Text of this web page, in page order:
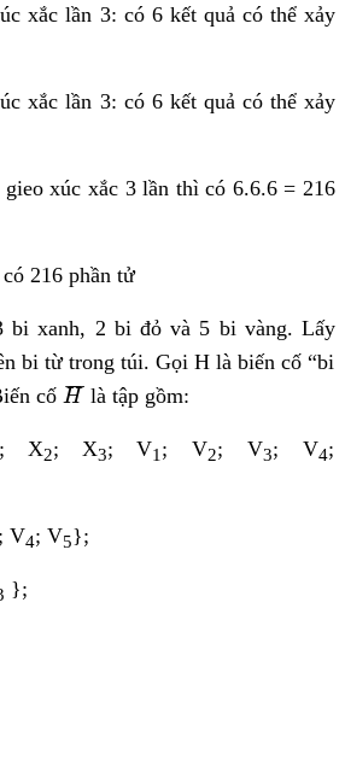
xắc lần 3: có 6 kết quả có thể xảy
xắc lần 3: có 6 kết quả có thể xảy
xúc xắc 3 lần thì có 6.6.6 = 216
216 phần tử
bi xanh, 2 bi đỏ và 5 bi vàng. Lấy
bi từ trong túi. Gọi H là biến cố “bi
cố ¯
¯¯¯
H
H¯là tập gồm:
; X2; X3; V1 ; V2; V3; V4;
; V4; V5};
};